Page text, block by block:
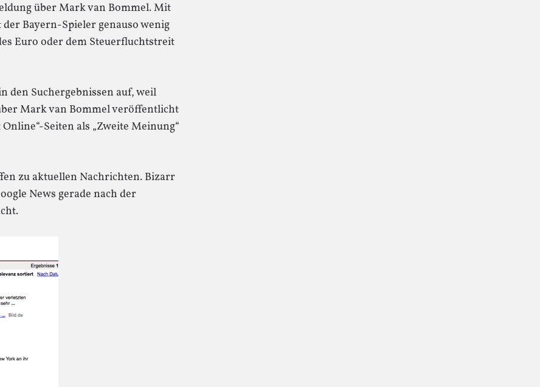
über Mark van Bommel. Mit
Bayern-Spieler genauso wenig
Euro oder dem Steuerfluchtstreit
den Suchergebnissen auf, weil
Mark van Bommel veröffentlicht
Seiten als „Zweite Meinung“
zu aktuellen Nachrichten. Bizarr
News gerade nach der